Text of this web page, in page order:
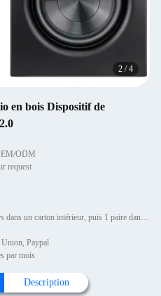
2 /4
en bois Dispositif de
ODM
request
Détails d'emballage: 1 paire de haut-parleurs dans un carton intérieur, puis 1 paire dans un carton extérieur.
Union, Paypal
par mois
Description